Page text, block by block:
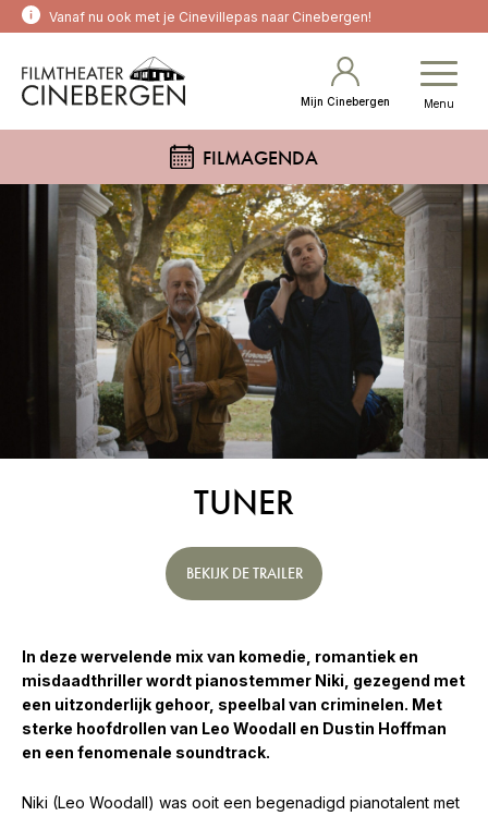
Vanaf nu ook met je Cinevillepas naar Cinebergen!
Mijn Cinebergen Menu
FILMAGENDA
TUNER
BEKIJK DE TRAILER
In deze wervelende mix van komedie, romantiek en
misdaadthriller wordt pianostemmer Niki, gezegend met
een uitzonderlijk gehoor, speelbal van criminelen. Met
sterke hoofdrollen van Leo Woodall en Dustin Hoffman
en een fenomenale soundtrack.
Niki (Leo Woodall) was ooit een begenadigd pianotalent met